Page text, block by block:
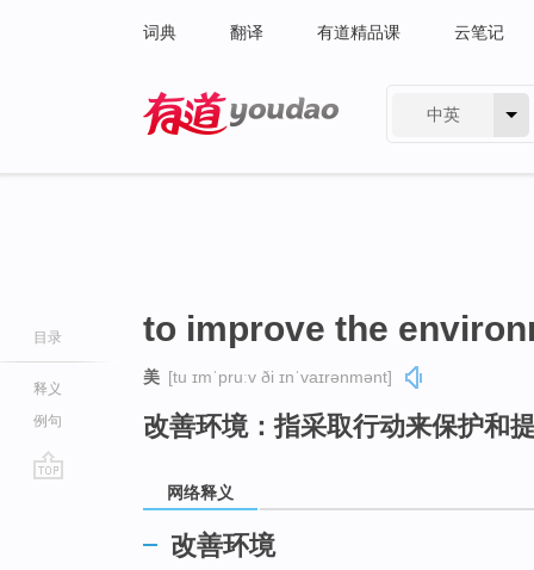
词典 翻译 有道精品课 云笔记
中英
目录
释义
例句
to improve the
美 [tu ɪmˈpruːv ði ɪnˈvaɪrənmənt]
改善环境：指采取行动来保护和
网络释义
改善环境